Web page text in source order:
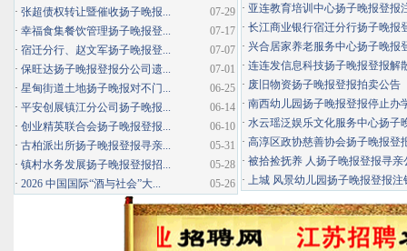
· 亚连教育培训中心扬子晚报登报
· 长江商业银行宿迁分行扬子晚报
· 兴合居家养老服务中心扬子晚报
· 连连发信息科技扬子晚报登报解
· 废旧物资扬子晚报登报拍卖公告
· 南西幼儿园扬子晚报登报停止办
· 水云瑶泛娱乐文化服务中心扬子
· 高淳区政协慈善协会扬子晚报登
· 被拾捡抚养 人扬子晚报登报寻亲
· 上城 风景幼儿园扬子晚报登报注
07-29
· 张超债权转让暨催收扬子晚报...
07-17
· 幸福食集餐饮管理扬子晚报登...
07-07
· 宿迁分行、赵文军扬子晚报登...
07-01
· 保旺达扬子晚报登报分公司遗...
06-25
· 星甸街道土地扬子晚报对不门...
06-14
· 平安创展镇江分公司扬子晚报...
06-10
· 创业精英联合会扬子晚报登报...
05-31
· 古柏派出所扬子晚报登报寻亲...
05-28
· 镇村水务发展扬子晚报登报招...
05-26
· 2026 中国国际“酒与社会”大...